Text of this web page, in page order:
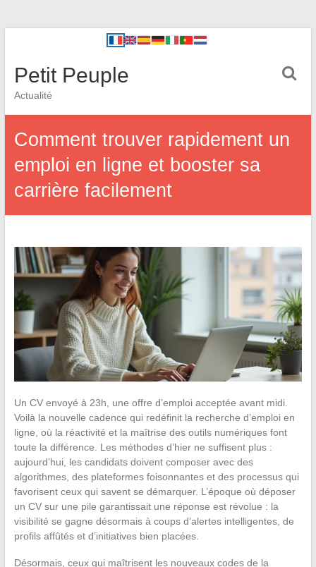
Petit Peuple
Actualité
Comment trouver rapidement un
emploi en ligne et booster sa
carrière facilement
Un CV envoyé à 23h, une offre d’emploi acceptée avant midi.
Voilà la nouvelle cadence qui redéfinit la recherche d’emploi en
ligne, où la réactivité et la maîtrise des outils numériques font
toute la différence. Les méthodes d’hier ne suffisent plus :
aujourd’hui, les candidats doivent composer avec des
algorithmes, des plateformes foisonnantes et des processus qui
favorisent ceux qui savent se démarquer. L’époque où déposer
un CV sur une pile garantissait une réponse est révolue : la
visibilité se gagne désormais à coups d’alertes intelligentes, de
profils affûtés et d’initiatives bien placées.
Désormais, ceux qui maîtrisent les nouveaux codes de la